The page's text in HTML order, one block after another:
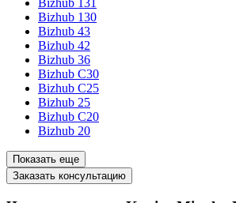
Bizhub 130
Bizhub 43
Bizhub 42
Bizhub 36
Bizhub C30
Bizhub C25
Bizhub 25
Bizhub C20
Bizhub 20
Показать еще
Заказать консультацию